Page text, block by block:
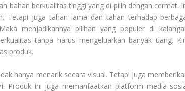
bahan berkualitas tinggi yang di pilih dengan cermat.
Tetapi juga tahan lama dan tahan terhadap
menjadikannya pilihan yang populer di
tanpa harus mengeluarkan banyak uang.
produk.
hanya menarik secara visual. Tetapi juga
Produk ini juga memanfaatkan platform media